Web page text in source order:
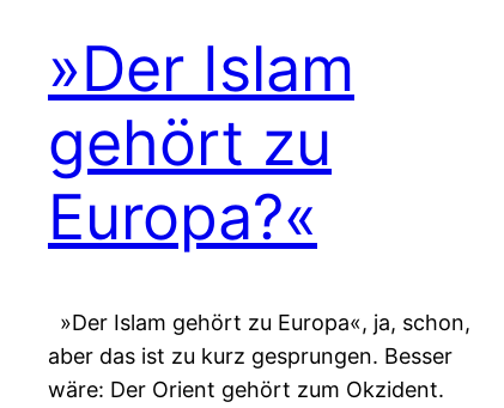
»Der Islam
gehört zu
Europa?«
»Der Islam gehört zu Europa«, ja, schon,
aber das ist zu kurz gesprungen. Besser
wäre: Der Orient gehört zum Okzident.